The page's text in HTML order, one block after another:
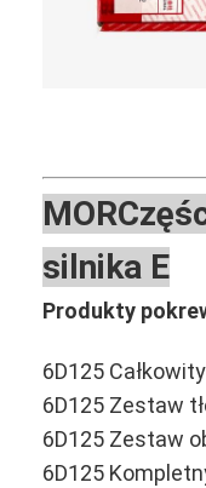
zwiedzanie
Nowości
Sprawy
Rozmawiaj teraz.
Części silnika
Części do
MOR
silnika E
Produkty
6D125
6D125 Zestaw
6D125 Zestaw
6D125